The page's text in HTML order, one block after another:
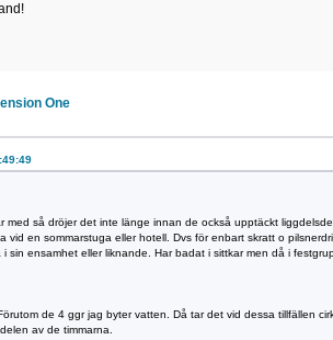
One
med så dröjer det inte länge innan de också upptäckt
en sommarstuga eller hotell. Dvs för enbart skratt o
sin ensamhet eller liknande. Har badat i sittkar men då i
de 4 ggr jag byter vatten. Då tar det vid dessa tillfällen
av de timmarna.